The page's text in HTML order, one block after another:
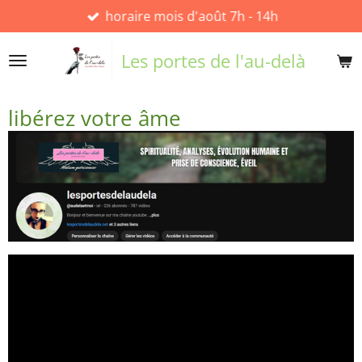
au
contenu
Les portes de l'au-delà
horaire mois d'août 7h - 14h
libérez votre âme